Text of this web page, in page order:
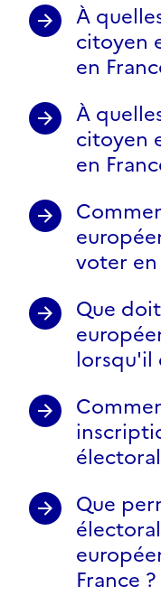
À
citoyen
en
À
citoyen
en
voter en
Que
lorsqu'il
Que
France ?